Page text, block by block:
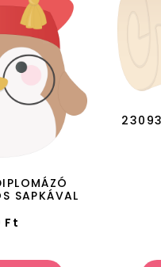
SAPKÁVAL
Ft